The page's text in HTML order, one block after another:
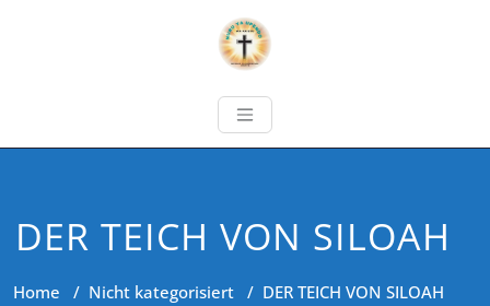
DER TEICH VON SILOAH
Home / Nicht kategorisiert / DER TEICH VON SILOAH